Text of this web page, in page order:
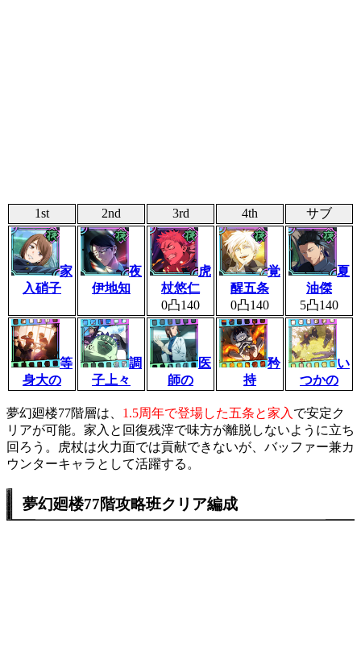
1st 2nd 3rd 4th サブ
家
入硝子
夜
伊地知
虎
杖悠仁
0凸140
覚
醒五条
0凸140
夏
油傑
5凸140
等
身大の
調
子上々
医
師の
矜
持
い
つかの
夢幻廻楼77階層は、 1.5周年で登場した五条と家入で安定ク
リアが可能。家入と回復残滓で味方が離脱しないように立ち
回ろう。虎杖は火力面では貢献できないが、バッファー兼カ
ウンターキャラとして活躍する。
夢幻廻楼77階攻略班クリア編成